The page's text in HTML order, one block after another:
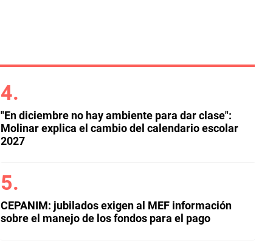
"En diciembre no hay ambiente para dar clase":
Molinar explica el cambio del calendario escolar
2027
CEPANIM: jubilados exigen al MEF información
sobre el manejo de los fondos para el pago